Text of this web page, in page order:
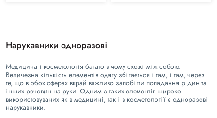
Нарукавники одноразові
Медицина і косметологія багато в чому схожі між собою.
Величезна кількість елементів одягу збігається і там, і там, через
те, що в обох сферах вкрай важливо запобігти попадання рідин та
інших речовин на руки. Одним з таких елементів широко
використовуваних як в медицині, так і в косметології є одноразові
нарукавники.